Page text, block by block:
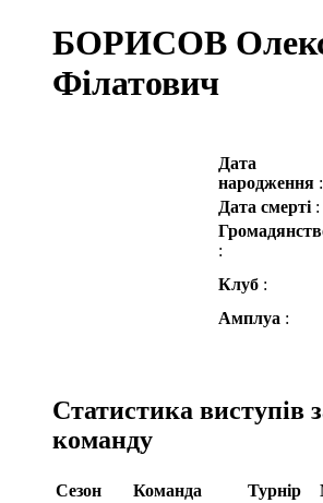
БОРИСОВ
Філатович
Дата
народження :
Дата смерті :
:
Клуб :
Амплуа :
Статистика виступів
команду
Сезон Команда Турнір